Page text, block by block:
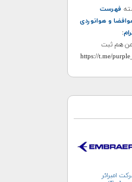
فهرست
و هوانوردی
:
من هم ثبت
امبرائر